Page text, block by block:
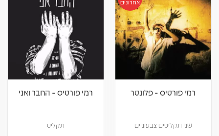
רמי פורטיס - החבר ואני
תקליט
רמי פורטיס - סיפורים
תקליט